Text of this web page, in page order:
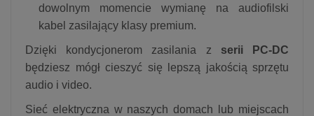
dowolnym momencie wymianę na audiofilski
kabel zasilający klasy premium.
Dzięki kondycjonerom zasilania z serii PC-DC
będziesz mógł cieszyć się lepszą jakością sprzętu
audio i video.
Sieć elektryczna w naszych domach lub miejscach